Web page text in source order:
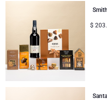
Pommery Champagner
Trixie Baby & Kinder
Veuve Clicquot
Romantische
Geschenke für Sie
$